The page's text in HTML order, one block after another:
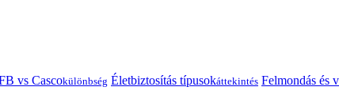
vs Cascokülönbség Életbiztosítás típusokáttekintés Felmondás és